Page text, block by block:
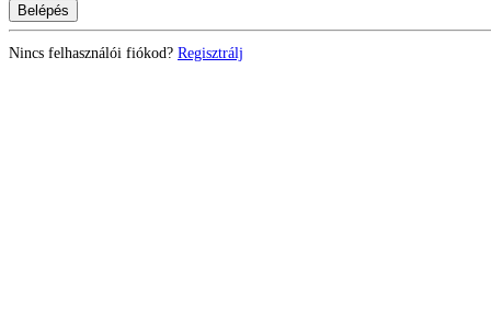
Belépés
Nincs felhasználói fiókod? Regisztrálj